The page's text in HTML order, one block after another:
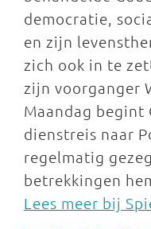
democratie,
en zijn
zich ook in te
zijn voorganger
Maandag begint
dienstreis naar
regelmatig
betrekkingen
Lees meer bij